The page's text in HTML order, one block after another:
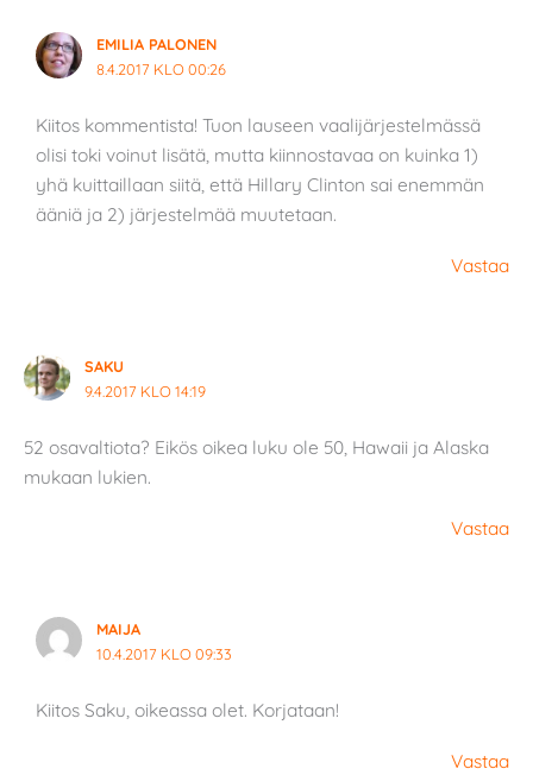
EMILIA PALONEN
8.4.2017 KLO 00:26
Kiitos kommentista! Tuon lauseen vaalijärjestelmässä
olisi toki voinut lisätä, mutta kiinnostavaa on kuinka 1)
yhä kuittaillaan siitä, että Hillary Clinton sai enemmän
ääniä ja 2) järjestelmää muutetaan.
Vastaa
SAKU
9.4.2017 KLO 14:19
52 osavaltiota? Eikös oikea luku ole 50, Hawaii ja Alaska
mukaan lukien.
Vastaa
MAIJA
10.4.2017 KLO 09:33
Kiitos Saku, oikeassa olet. Korjataan!
Vastaa